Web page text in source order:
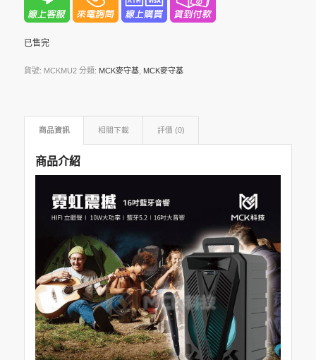
已售完
貨號: MCKMU2 分類: MCK麥守基, MCK麥守基
商品資訊 相關下載 評價 (0)
商品介紹